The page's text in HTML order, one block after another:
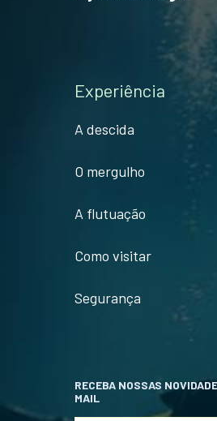
Experiência
A descida
O mergulho
A flutuação
Como visitar
Segurança
RECEBA NOSSAS
MAIL